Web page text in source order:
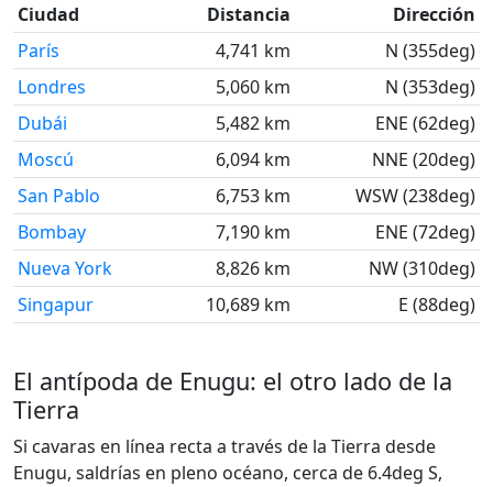
Ciudad Distancia
Dirección
París
4,741 km
N (355deg)
Londres
5,060 km
N (353deg)
Dubái
5,482 km
ENE (62deg)
Moscú
6,094 km
NNE (20deg)
San Pablo
6,753 km
WSW (238deg)
Bombay
7,190 km
ENE (72deg)
Nueva York
8,826 km
NW (310deg)
Singapur
10,689 km E (88deg)
El antípoda de Enugu: el otro lado de la
Tierra
Si cavaras en línea recta a través de la Tierra desde
Enugu, saldrías en pleno océano, cerca de 6.4deg S,